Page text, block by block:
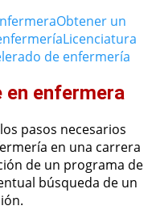
Obtener un
Licenciatura
de enfermería
en enfermera
pasos necesarios
en una carrera
de un programa de
búsqueda de un